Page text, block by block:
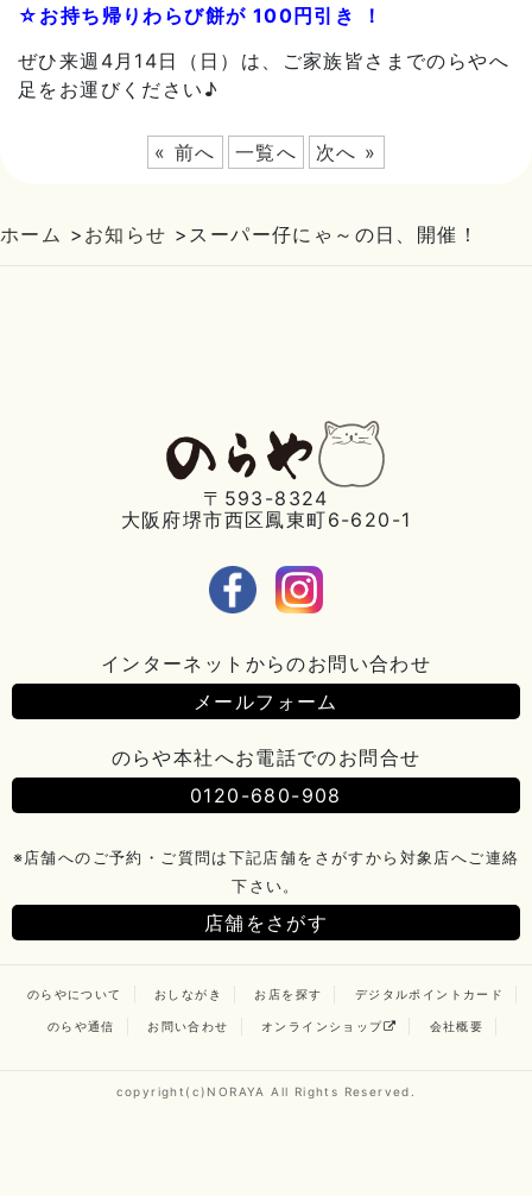
☆お持ち帰りわらび餅が 100円引き ！
ぜひ来週4月14日（日）は、ご家族皆さまでのらやへ
足をお運びください♪
« 前へ 一覧へ 次へ »
ホーム > お知らせ > スーパー仔にゃ～の日、開催！
〒593-8324
大阪府堺市西区鳳東町6-620-1
インターネットからのお問い合わせ
メールフォーム
のらや本社へお電話でのお問合せ
0120-680-908
※店舗へのご予約・ご質問は下記店舗をさがすから対象店へご連絡
下さい。
店舗をさがす
のらやについて おしながき お店を探す デジタルポイントカード
のらや通信 お問い合わせ オンラインショップ 会社概要
copyright(c)NORAYA All Rights Reserved.